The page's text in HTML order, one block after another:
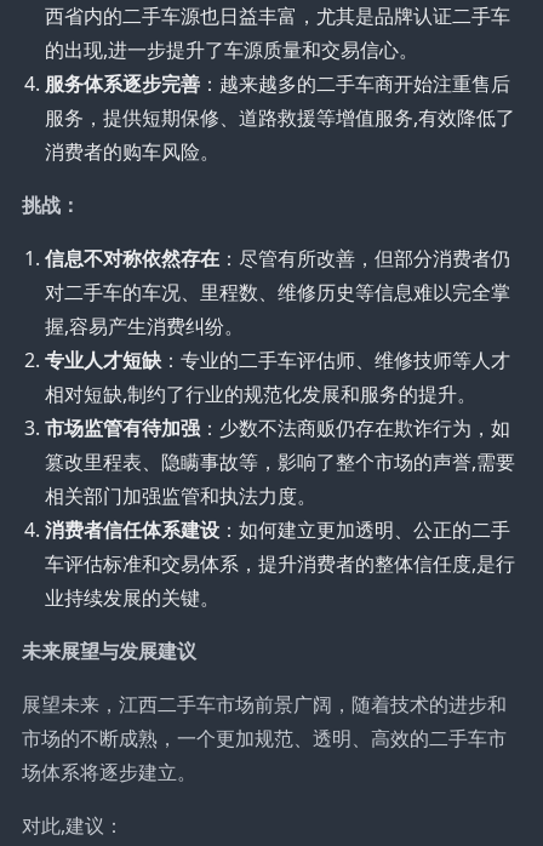
西省内的二手车源也日益丰富，尤其是品牌认证二手车
的出现,进一步提升了车源质量和交易信心。
服务体系逐步完善 ：越来越多的二手车商开始注重售后
服务，提供短期保修、道路救援等增值服务,有效降低了
消费者的购车风险。
挑战：
信息不对称依然存在 ：尽管有所改善，但部分消费者仍
对二手车的车况、里程数、维修历史等信息难以完全掌
握,容易产生消费纠纷。
专业人才短缺 ：专业的二手车评估师、维修技师等人才
相对短缺,制约了行业的规范化发展和服务的提升。
市场监管有待加强 ：少数不法商贩仍存在欺诈行为，如
篡改里程表、隐瞒事故等，影响了整个市场的声誉,需要
相关部门加强监管和执法力度。
消费者信任体系建设 ：如何建立更加透明、公正的二手
车评估标准和交易体系，提升消费者的整体信任度,是行
业持续发展的关键。
未来展望与发展建议
展望未来，江西二手车市场前景广阔，随着技术的进步和
市场的不断成熟，一个更加规范、透明、高效的二手车市
场体系将逐步建立。
对此,建议：